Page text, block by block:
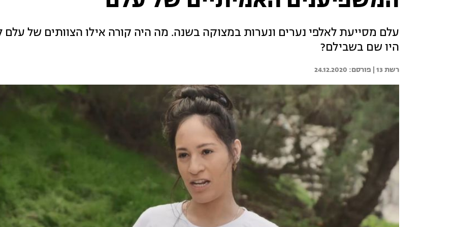
עלם מסייעת לאלפי נערים ונערות במצוקה בשנה. מה היה קורה אילו הצוותים של עלם
היו שם בשבילם?
רשת 13 | 24.12.2020